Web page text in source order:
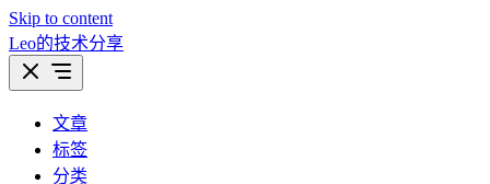
Skip to content
Leo的技术分享
文章
标签
分类